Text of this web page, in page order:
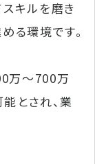
キルを磨き
る環境です。
万～700万
とされ、業